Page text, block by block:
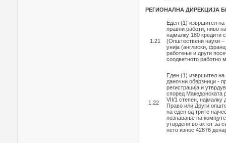
РЕГИОНАЛНА ДИРЕКЦИЈА
1.21
Еден (1) извршител
правни работи, ниво
најмалку 180 кредити
(Општествени науки –
унија (англиски,
работење и други
соодветното работно
1.22
Еден (1) извршител
даночни обврзници -
регистрација и
според Македонската
VII/1 степен, најмалку
Право или Други
на еден од трите
познавање на
утврдени во актот за
нето износ 42876